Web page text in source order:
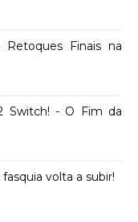
Finais na
Switch! - O Fim da
volta a subir!